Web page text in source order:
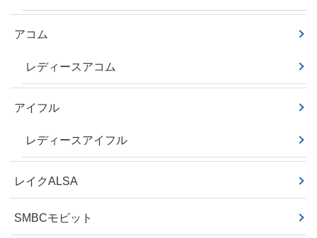
アコム
レディースアコム
アイフル
レディースアイフル
レイクALSA
SMBCモビット